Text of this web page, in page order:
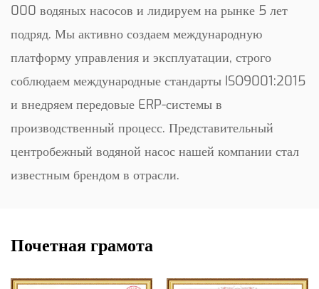
000 водяных насосов и лидируем на рынке 5 лет
подряд. Мы активно создаем международную
платформу управления и эксплуатации, строго
соблюдаем международные стандарты ISO9001:2015
и внедряем передовые ERP-системы в
производственный процесс. Представительный
центробежный водяной насос нашей компании стал
известным брендом в отрасли.
Почетная грамота